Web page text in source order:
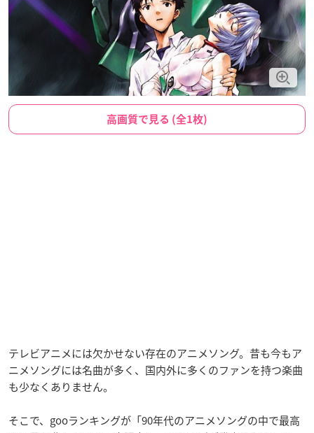
高画質で見る (全1枚)
テレビアニメには欠かせない存在のアニメソング。昔も今もア
ニメソングには名曲が多く、国内外に多くのファンを持つ楽曲
も少なくありません。
そこで、gooランキングが「90年代のアニメソングの中で最高